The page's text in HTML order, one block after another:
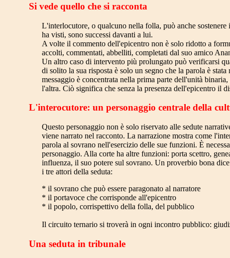
Si vede quello che si racconta
L'interlocutore, o qualcuno nella folla, può anche
ha visti, sono successi davanti a lui.
A volte il commento dell'epicentro non è solo ridotto a
accolti, commentati, abbelliti, completati dal suo amico
Un altro caso di intervento più prolungato può verificarsi
di solito la sua risposta è solo un segno che la parola è
messaggio è concentrata nella prima parte dell'unità
l'altra. Ciò significa che senza la presenza dell'epicentro il
L'interocutore: un personaggio centrale della
Questo personaggio non è solo riservato alle sedute
viene narrato nel racconto. La narrazione mostra come
parola al sovrano nell'esercizio delle sue funzioni. È
personaggio. Alla corte ha altre funzioni: porta scettro,
influenza, il suo potere sul sovrano. Un proverbio bona
i tre attori della seduta:
* il sovrano che può essere paragonato al narratore
* il portavoce che corrisponde all'epicentro
* il popolo, corrispettivo della folla, del pubblico
Il circuito ternario si troverà in ogni incontro pubblico:
Una seduta in tribunale